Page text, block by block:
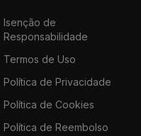
Isenção de
Responsabilidade
Termos de Uso
Política de Privacidade
Política de Cookies
Política de Reembolso